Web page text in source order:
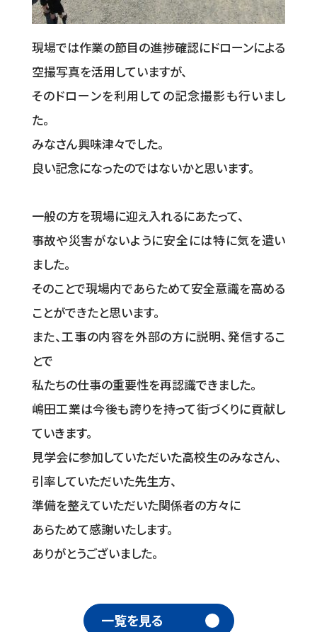
現場では作業の節目の進捗確認にドローンによる
空撮写真を活用していますが、
そのドローンを利用しての記念撮影も行いまし
た。
みなさん興味津々でした。
良い記念になったのではないかと思います。
一般の方を現場に迎え入れるにあたって、
事故や災害がないように安全には特に気を遣い
ました。
そのことで現場内であらためて安全意識を高める
ことができたと思います。
また、工事の内容を外部の方に説明、発信するこ
とで
私たちの仕事の重要性を再認識できました。
嶋田工業は今後も誇りを持って街づくりに貢献し
ていきます。
見学会に参加していただいた高校生のみなさん、
引率していただいた先生方、
準備を整えていただいた関係者の方々に
あらためて感謝いたします。
ありがとうございました。
一覧を見る